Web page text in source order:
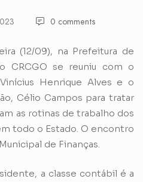
0 comments
(12/09), na Prefeitura de
CRCGO se reuniu com o
Henrique Alves e o
Célio Campos para tratar
as rotinas de trabalho dos
todo o Estado. O encontro
de Finanças.
a classe contábil é a